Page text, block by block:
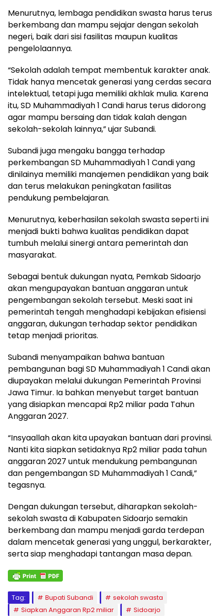
Menurutnya, lembaga pendidikan swasta harus terus
berkembang dan mampu sejajar dengan sekolah
negeri, baik dari sisi fasilitas maupun kualitas
pengelolaannya.
“Sekolah adalah tempat membentuk karakter anak.
Tidak hanya mencetak generasi yang cerdas secara
intelektual, tetapi juga memiliki akhlak mulia. Karena
itu, SD Muhammadiyah 1 Candi harus terus didorong
agar mampu bersaing dan tidak kalah dengan
sekolah-sekolah lainnya,” ujar Subandi.
Subandi juga mengaku bangga terhadap
perkembangan SD Muhammadiyah 1 Candi yang
dinilainya memiliki manajemen pendidikan yang baik
dan terus melakukan peningkatan fasilitas
pendukung pembelajaran.
Menurutnya, keberhasilan sekolah swasta seperti ini
menjadi bukti bahwa kualitas pendidikan dapat
tumbuh melalui sinergi antara pemerintah dan
masyarakat.
Sebagai bentuk dukungan nyata, Pemkab Sidoarjo
akan mengupayakan bantuan anggaran untuk
pengembangan sekolah tersebut. Meski saat ini
pemerintah tengah menghadapi kebijakan efisiensi
anggaran, dukungan terhadap sektor pendidikan
tetap menjadi prioritas.
Subandi menyampaikan bahwa bantuan
pembangunan bagi SD Muhammadiyah 1 Candi akan
diupayakan melalui dukungan Pemerintah Provinsi
Jawa Timur. Ia bahkan menyebut target bantuan
yang disiapkan mencapai Rp2 miliar pada Tahun
Anggaran 2027.
“Insyaallah akan kita upayakan bantuan dari provinsi.
Nanti kita siapkan setidaknya Rp2 miliar pada tahun
anggaran 2027 untuk mendukung pembangunan
dan pengembangan SD Muhammadiyah 1 Candi,”
tegasnya.
Dengan dukungan tersebut, diharapkan sekolah-
sekolah swasta di Kabupaten Sidoarjo semakin
berkembang dan mampu menjadi garda terdepan
dalam mencetak generasi yang unggul, berkarakter,
serta siap menghadapi tantangan masa depan.
Tag: Bupati Subandi
sekolah swasta
Siapkan Anggaran Rp2 miliar
Sidoarjo